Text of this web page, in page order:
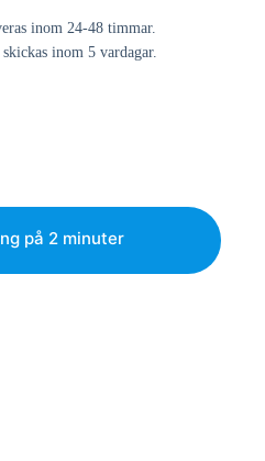
inom 24-48 timmar.
inom 5 vardagar.
på 2 minuter